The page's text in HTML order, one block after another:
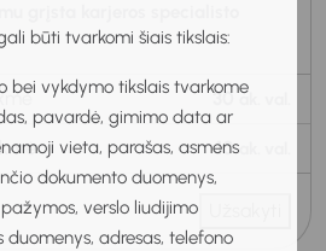
būti tvarkomi šiais tikslais:
bei vykdymo tikslais tvarkome
pavardė, gimimo data ar
vieta, parašas, asmens
dokumento duomenys,
verslo liudijimo
duomenys, adresas, telefono
30ak. val.
10